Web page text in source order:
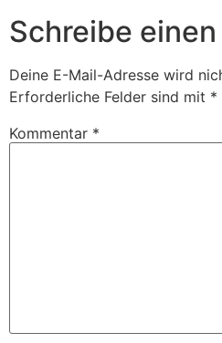
Schreibe
Deine E-Mail-Adresse wird
Erforderliche Felder sind mit *
Kommentar *